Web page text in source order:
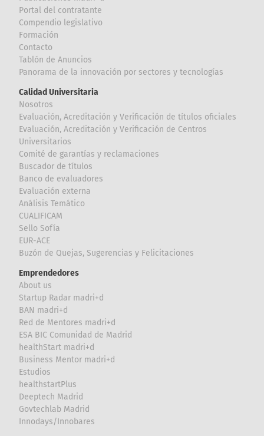
Portal del contratante
Compendio legislativo
Formación
Contacto
Tablón de Anuncios
Panorama de la innovación por sectores y tecnologías
Calidad Universitaria
Nosotros
Evaluación, Acreditación y Verificación de títulos oficiales
Evaluación, Acreditación y Verificación de Centros
Universitarios
Comité de garantías y reclamaciones
Buscador de títulos
Banco de evaluadores
Evaluación externa
Análisis Temático
CUALIFICAM
Sello Sofía
EUR-ACE
Buzón de Quejas, Sugerencias y Felicitaciones
Emprendedores
About us
Startup Radar madri+d
BAN madri+d
Red de Mentores madri+d
ESA BIC Comunidad de Madrid
healthStart madri+d
Business Mentor madri+d
Estudios
healthstartPlus
Deeptech Madrid
Govtechlab Madrid
Innodays/Innobares